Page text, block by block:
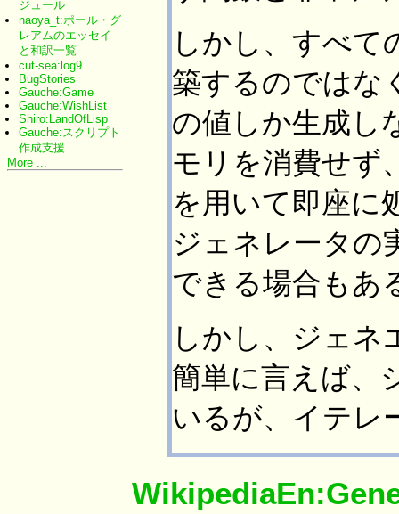
しかし、すべて
築するのではな
の値しか生成し
モリを消費せず
を用いて即座に
ジェネレータの
できる場合もあ
しかし、ジェネ
簡単に言えば、
いるが、イテレ
ジュール
naoya_t:ポール・グ
レアムのエッセイ
と和訳一覧
cut-sea:log9
BugStories
Gauche:Game
Gauche:WishList
Shiro:LandOfLisp
Gauche:スクリプト
作成支援
More ...